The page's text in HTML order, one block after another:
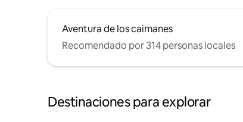
Aventura de los caimanes
Recomendado por 314 personas locales
Destinaciones para explorar